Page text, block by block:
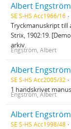
Albert
SE S-HS Acc1966/16
Tryckmanuskript till
Strix, 1902:19.
arkiv.
Engström, Albert
Albert
SE S-HS Acc2005/32
1 handskrivet
Engström, Albert
Albert
SE S-HS Acc1998/48